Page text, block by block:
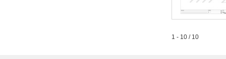
1 - 10 / 10